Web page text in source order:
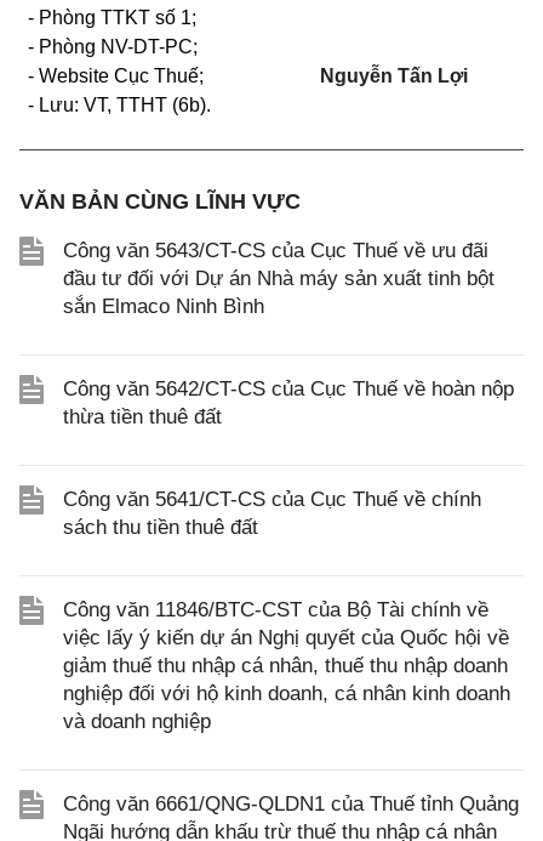
- Phòng TTKT số 1;
- Phòng NV-DT-PC;
- Website Cục Thuế;
- Lưu: VT, TTHT (6b).
Nguyễn Tấn Lợi
VĂN BẢN CÙNG LĨNH VỰC
Công văn 5643/CT-CS của Cục Thuế về ưu đãi
đầu tư đối với Dự án Nhà máy sản xuất tinh bột
sắn Elmaco Ninh Bình
Công văn 5642/CT-CS của Cục Thuế về hoàn nộp
thừa tiền thuê đất
Công văn 5641/CT-CS của Cục Thuế về chính
sách thu tiền thuê đất
Công văn 11846/BTC-CST của Bộ Tài chính về
việc lấy ý kiến dự án Nghị quyết của Quốc hội về
giảm thuế thu nhập cá nhân, thuế thu nhập doanh
nghiệp đối với hộ kinh doanh, cá nhân kinh doanh
và doanh nghiệp
Công văn 6661/QNG-QLDN1 của Thuế tỉnh Quảng
Ngãi hướng dẫn khấu trừ thuế thu nhập cá nhân